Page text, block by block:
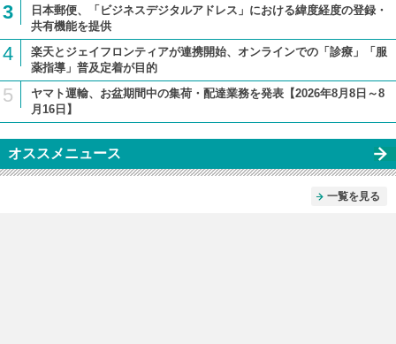
3
日本郵便、「ビジネスデジタルアドレス」における緯度経度の登録・
共有機能を提供
4
楽天とジェイフロンティアが連携開始、オンラインでの「診療」「服
薬指導」普及定着が目的
5
ヤマト運輸、お盆期間中の集荷・配達業務を発表【2026年8月8日～8
月16日】
オススメニュース
一覧を見る